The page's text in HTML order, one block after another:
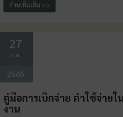
อ่านเพิ่มเติม >>
27
ธ.ค.
2565
คู่มือการเบิกจ่าย ค่าใช้จ่าย
งาน